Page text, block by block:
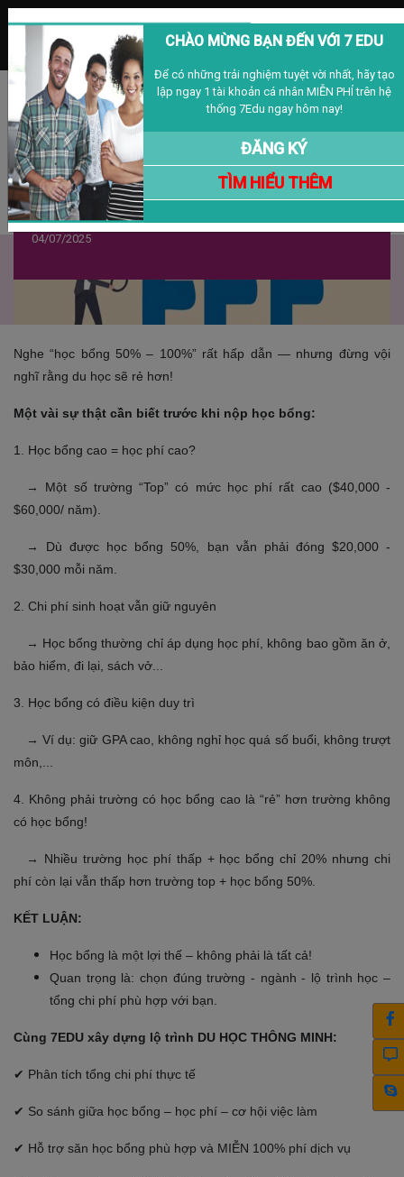
MENU
VIỆT NAM
Đăng nhập Đăng ký
Học Bổng Cao Không Đồng Nghĩa Với Chi
Phí Thấp
04/07/2025
Nghe “học bổng 50% – 100%” rất hấp dẫn — nhưng đừng vội
nghĩ rằng du học sẽ rẻ hơn!
Một vài sự thật cần biết trước khi nộp học bổng:
1. Học bổng cao = học phí cao?
→ Một số trường “Top” có mức học phí rất cao ($40,000 -
$60,000/ năm).
→ Dù được học bổng 50%, bạn vẫn phải đóng $20,000 -
$30,000 mỗi năm.
2. Chi phí sinh hoạt vẫn giữ nguyên
→ Học bổng thường chỉ áp dụng học phí, không bao gồm ăn ở,
bảo hiểm, đi lại, sách vở...
3. Học bổng có điều kiện duy trì
→ Ví dụ: giữ GPA cao, không nghỉ học quá số buổi, không trượt
môn,...
4. Không phải trường có học bổng cao là “rẻ” hơn trường không
có học bổng!
→ Nhiều trường học phí thấp + học bổng chỉ 20% nhưng chi
phí còn lại vẫn thấp hơn trường top + học bổng 50%.
KẾT LUẬN:
Học bổng là một lợi thế – không phải là tất cả!
Quan trọng là: chọn đúng trường - ngành - lộ trình học –
tổng chi phí phù hợp với bạn.
Cùng 7EDU xây dựng lộ trình DU HỌC THÔNG MINH:
✔ Phân tích tổng chi phí thực tế
✔ So sánh giữa học bổng – học phí – cơ hội việc làm
✔ Hỗ trợ săn học bổng phù hợp và MIỄN 100% phí dịch vụ
CHÀO MỪNG BẠN ĐẾN VỚI 7 EDU
Để có những trải nghiệm tuyệt vời nhất, hãy tạo
lập ngay 1 tài khoản cá nhân MIỄN PHÍ trên hệ
thống 7Edu ngay hôm nay!
ĐĂNG KÝ
TÌM HIỂU THÊM